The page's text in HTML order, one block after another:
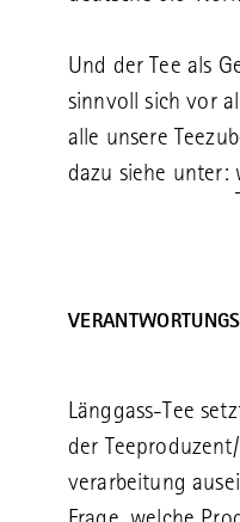
Und der Tee als
sinnvoll sich vor
alle unsere
dazu siehe unter:
Länggass-Tee
der
verarbeitung